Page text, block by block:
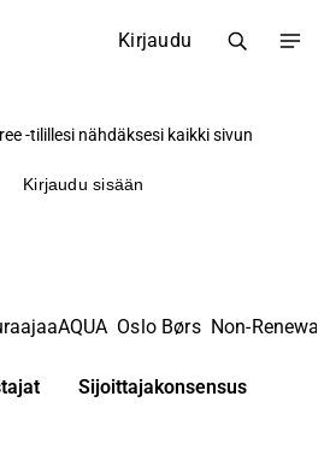
Kirjaudu
-tilillesi nähdäksesi kaikki sivun
Kirjaudu sisään
AQUA Oslo Børs Non-
Sijoittajakonsensus